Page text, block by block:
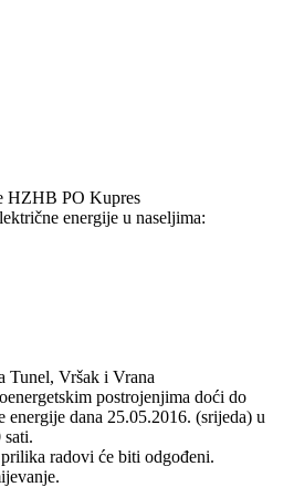
HZHB PO Kupres
energije u naseljima:
Tunel, Vršak i Vrana
postrojenjima doći do
energije dana 25.05.2016. (srijeda) u
radovi će biti odgođeni.